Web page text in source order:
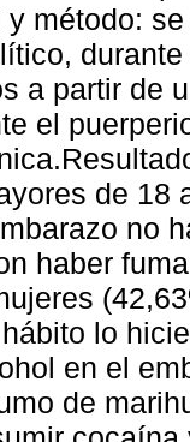
método:
a partir de
el
de 18
no
haber
lo
en el
de